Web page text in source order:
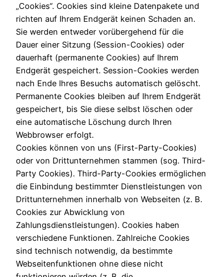
„Cookies“. Cookies sind kleine Datenpakete und
richten auf Ihrem Endgerät keinen Schaden an.
Sie werden entweder vorübergehend für die
Dauer einer Sitzung (Session-Cookies) oder
dauerhaft (permanente Cookies) auf Ihrem
Endgerät gespeichert. Session-Cookies werden
nach Ende Ihres Besuchs automatisch gelöscht.
Permanente Cookies bleiben auf Ihrem Endgerät
gespeichert, bis Sie diese selbst löschen oder
eine automatische Löschung durch Ihren
Webbrowser erfolgt.
Cookies können von uns (First-Party-Cookies)
oder von Drittunternehmen stammen (sog. Third-
Party Cookies). Third-Party-Cookies ermöglichen
die Einbindung bestimmter Dienstleistungen von
Drittunternehmen innerhalb von Webseiten (z. B.
Cookies zur Abwicklung von
Zahlungsdienstleistungen). Cookies haben
verschiedene Funktionen. Zahlreiche Cookies
sind technisch notwendig, da bestimmte
Webseitenfunktionen ohne diese nicht